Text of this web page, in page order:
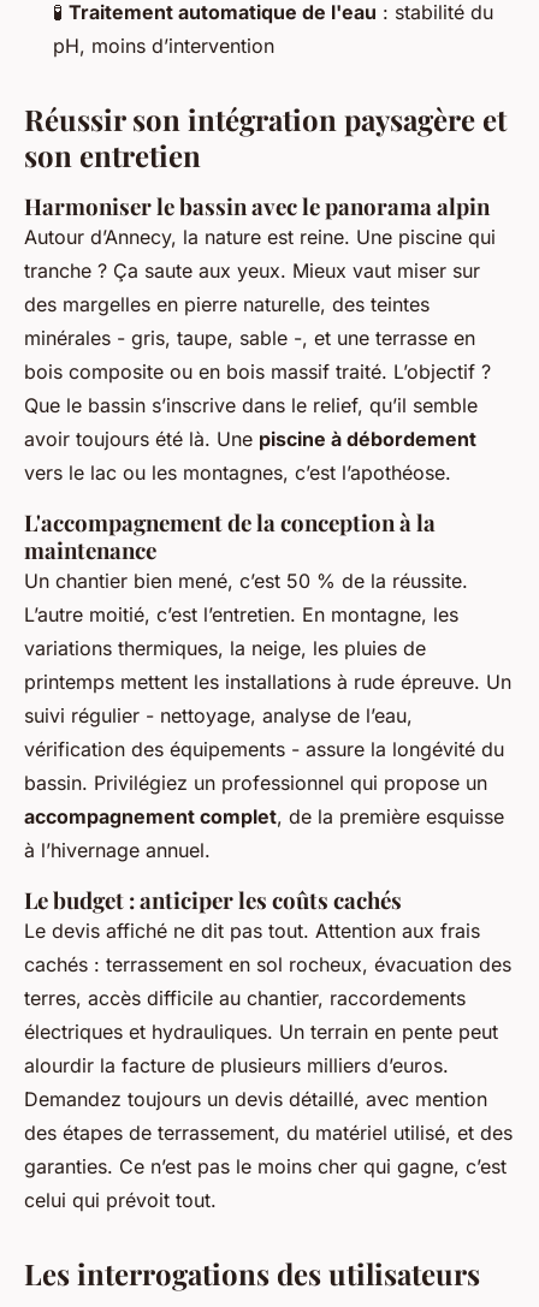
🧪 Traitement automatique de l'eau : stabilité du
pH, moins d’intervention
Réussir son intégration paysagère et
son entretien
Harmoniser le bassin avec le panorama alpin
Autour d’Annecy, la nature est reine. Une piscine qui
tranche ? Ça saute aux yeux. Mieux vaut miser sur
des margelles en pierre naturelle, des teintes
minérales - gris, taupe, sable -, et une terrasse en
bois composite ou en bois massif traité. L’objectif ?
Que le bassin s’inscrive dans le relief, qu’il semble
avoir toujours été là. Une piscine à débordement
vers le lac ou les montagnes, c’est l’apothéose.
L'accompagnement de la conception à la
maintenance
Un chantier bien mené, c’est 50 % de la réussite.
L’autre moitié, c’est l’entretien. En montagne, les
variations thermiques, la neige, les pluies de
printemps mettent les installations à rude épreuve. Un
suivi régulier - nettoyage, analyse de l’eau,
vérification des équipements - assure la longévité du
bassin. Privilégiez un professionnel qui propose un
accompagnement complet, de la première esquisse
à l’hivernage annuel.
Le budget : anticiper les coûts cachés
Le devis affiché ne dit pas tout. Attention aux frais
cachés : terrassement en sol rocheux, évacuation des
terres, accès difficile au chantier, raccordements
électriques et hydrauliques. Un terrain en pente peut
alourdir la facture de plusieurs milliers d’euros.
Demandez toujours un devis détaillé, avec mention
des étapes de terrassement, du matériel utilisé, et des
garanties. Ce n’est pas le moins cher qui gagne, c’est
celui qui prévoit tout.
Les interrogations des utilisateurs